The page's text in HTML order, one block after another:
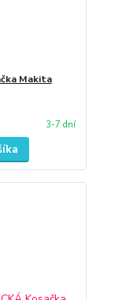
Makita
3-7 dní